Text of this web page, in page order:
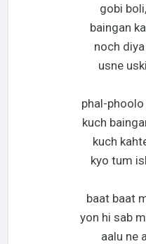
gobi
baingan
noch
usne
phal-
kuch
kuch
kyo tum
baat baat
yon hi sab
aalu ne